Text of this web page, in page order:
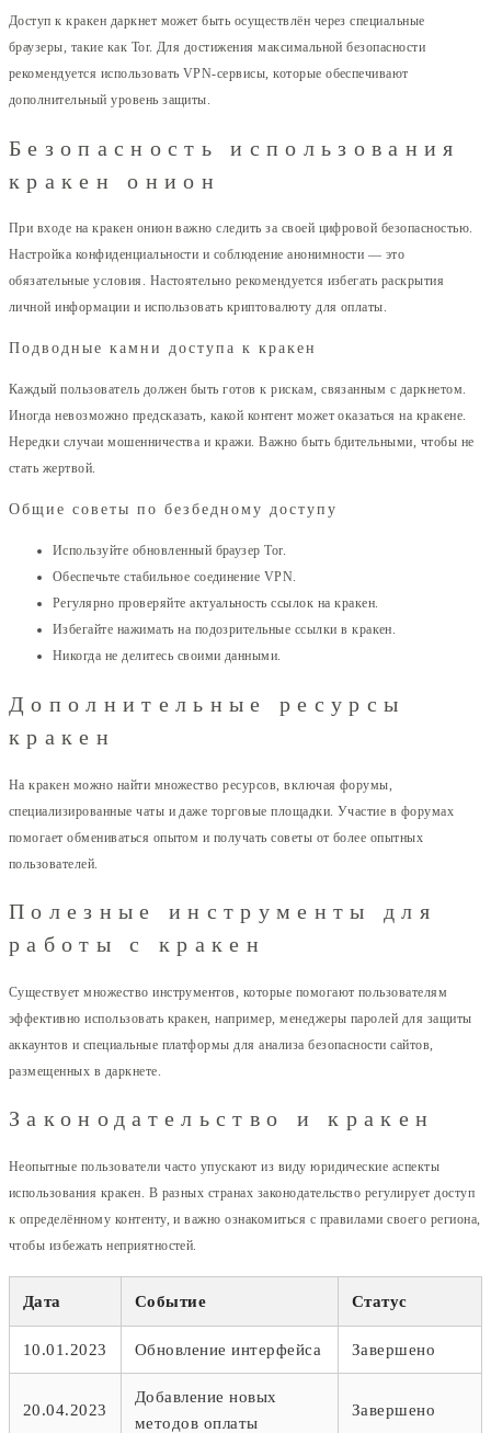
Доступ к кракен даркнет может быть осуществлён через специальные
браузеры, такие как Tor. Для достижения максимальной безопасности
рекомендуется использовать VPN-сервисы, которые обеспечивают
дополнительный уровень защиты.
Безопасность использования
кракен онион
При входе на кракен онион важно следить за своей цифровой безопасностью.
Настройка конфиденциальности и соблюдение анонимности — это
обязательные условия. Настоятельно рекомендуется избегать раскрытия
личной информации и использовать криптовалюту для оплаты.
Подводные камни доступа к кракен
Каждый пользователь должен быть готов к рискам, связанным с даркнетом.
Иногда невозможно предсказать, какой контент может оказаться на кракене.
Нередки случаи мошенничества и кражи. Важно быть бдительными, чтобы не
стать жертвой.
Общие советы по безбедному доступу
Используйте обновленный браузер Tor.
Обеспечьте стабильное соединение VPN.
Регулярно проверяйте актуальность ссылок на кракен.
Избегайте нажимать на подозрительные ссылки в кракен.
Никогда не делитесь своими данными.
Дополнительные ресурсы
кракен
На кракен можно найти множество ресурсов, включая форумы,
специализированные чаты и даже торговые площадки. Участие в форумах
помогает обмениваться опытом и получать советы от более опытных
пользователей.
Полезные инструменты для
работы с кракен
Существует множество инструментов, которые помогают пользователям
эффективно использовать кракен, например, менеджеры паролей для защиты
аккаунтов и специальные платформы для анализа безопасности сайтов,
размещенных в даркнете.
Законодательство и кракен
Неопытные пользователи часто упускают из виду юридические аспекты
использования кракен. В разных странах законодательство регулирует доступ
к определённому контенту, и важно ознакомиться с правилами своего региона,
чтобы избежать неприятностей.
Дата Событие Статус
10.01.2023 Обновление интерфейса Завершено
20.04.2023
Добавление новых
методов оплаты
Завершено